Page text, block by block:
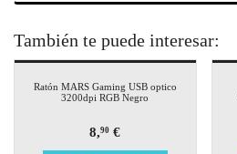
También te puede interesar:
Ratón MARS Gaming USB optico
3200dpi RGB Negro
8,90 €